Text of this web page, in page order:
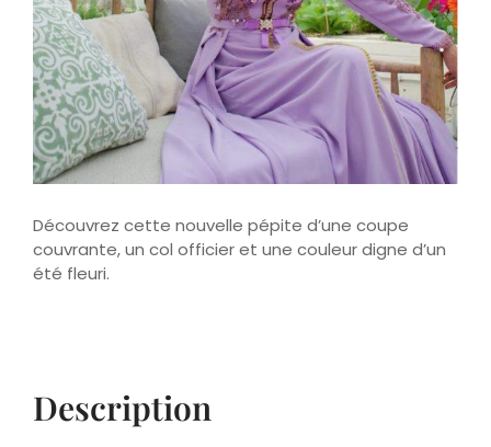
Découvrez cette nouvelle pépite d’une coupe
été fleuri.
Revisite du caftan Elegancia. Les tissus